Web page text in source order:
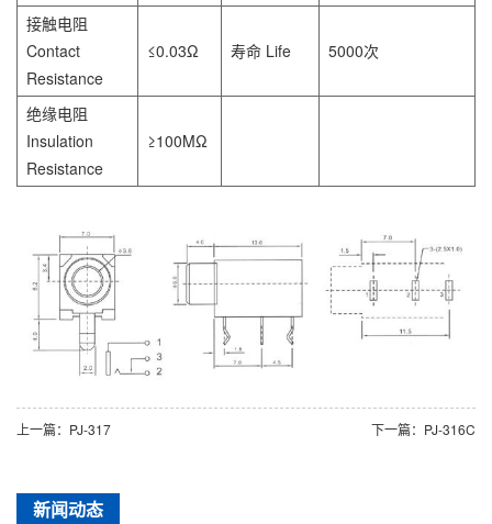
接触电阻
Contact
Resistance
≤0.03Ω 寿命 Life 5000次
绝缘电阻
Insulation
Resistance
≥100MΩ
上一篇：PJ-317 下一篇：PJ-316C
新闻动态